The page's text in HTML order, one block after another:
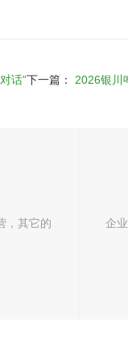
话”下一篇： 2026银川
，其它的
企